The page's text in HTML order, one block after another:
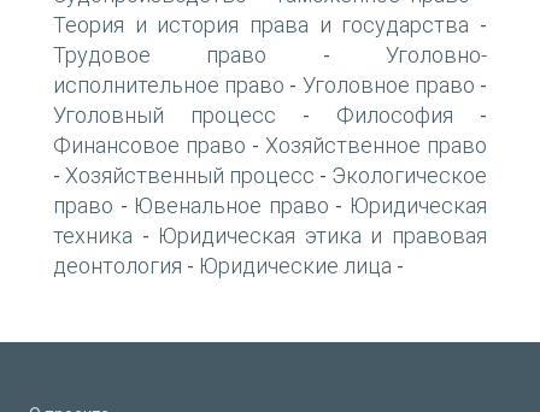
Теория и история права и государства -
Трудовое право -Уголовно-
исполнительное право - Уголовное право -
Уголовный процесс - Философия -
Финансовое право - Хозяйственное право
- Хозяйственный процесс - Экологическое
право - Ювенальное право - Юридическая
техника - Юридическая этика и правовая
деонтология - Юридические лица -